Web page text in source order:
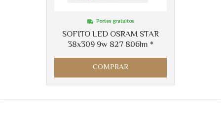
SOFITO LED OSRAM STAR
38x309 9w 827 806lm *
Portes gratuitos
COMPRAR